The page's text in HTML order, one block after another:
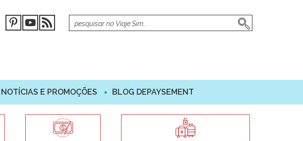
NOTÍCIAS E PROMOÇÕES BLOG DEPAYSEMENT